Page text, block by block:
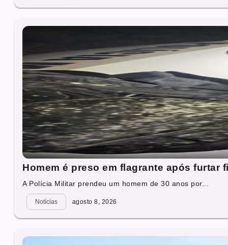
Homem é preso em flagrante após furtar
A Polícia Militar prendeu um homem de 30 anos por...
Notícias agosto 8, 2026